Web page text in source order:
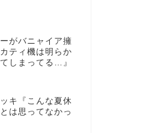
がバニャイア擁
ティ機は明らか
しまってる…』
キ『こんな夏休
は思ってなかっ